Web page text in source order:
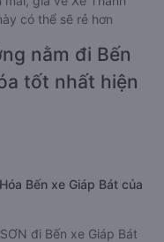
có thể sẽ rẻ hơn
nằm đi Bến
tốt nhất hiện
Bến xe Giáp Bát của
đi Bến xe Giáp Bát